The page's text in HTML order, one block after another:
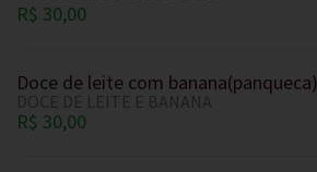
R$ 30,00
Doce de leite com banana(panqueca)
R$ 30,00